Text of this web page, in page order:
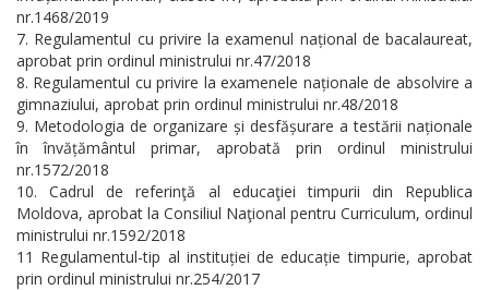
nr.1468/2019
Regulamentul cu privire la examenul național de bacalaureat,
aprobat prin ordinul ministrului nr.47/2018
Regulamentul cu privire la examenele naționale de absolvire a
gimnaziului, aprobat prin ordinul ministrului nr.48/2018
Metodologia de organizare și desfășurare a testării naționale
în învățământul primar, aprobată prin ordinul ministrului
nr.1572/2018
Cadrul de referinţă al educaţiei timpurii din Republica
Moldova, aprobat la Consiliul Naţional pentru Curriculum, ordinul
ministrului nr.1592/2018
11 Regulamentul-tip al instituției de educație timpurie, aprobat
prin ordinul ministrului nr.254/2017